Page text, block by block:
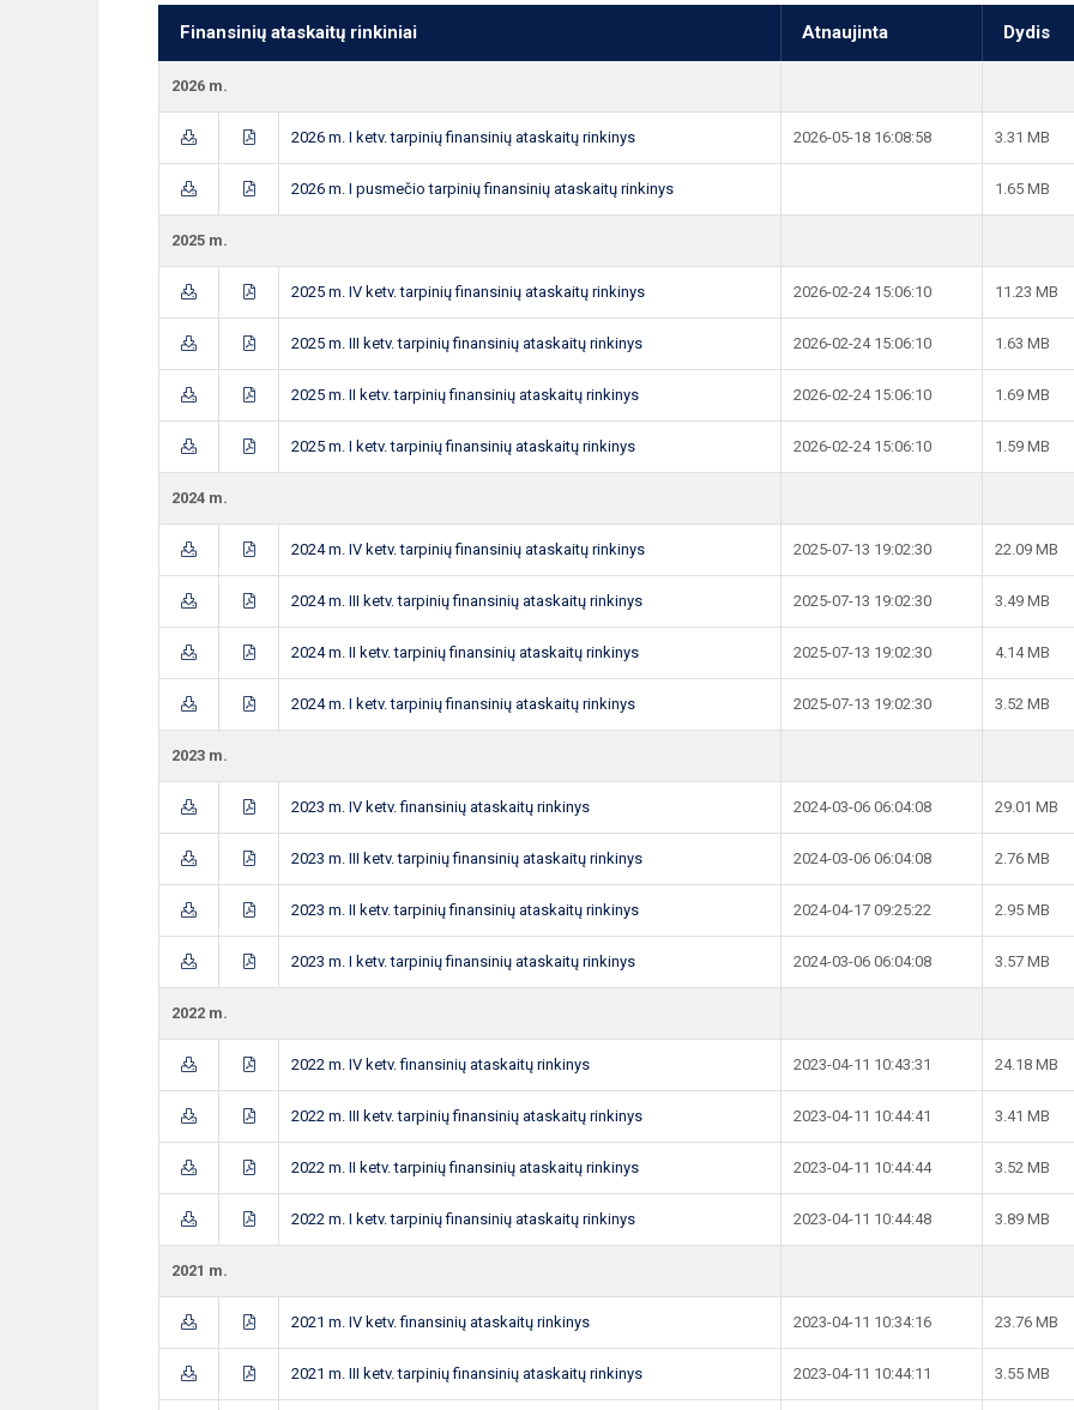
Finansinių ataskaitų rinkiniai Atnaujinta Dydis
2026 m.
2026 m. I ketv. tarpinių finansinių ataskaitų rinkinys 2026-05-18 16:08:58 3.31 MB
2026 m. I pusmečio tarpinių finansinių ataskaitų rinkinys 1.65 MB
2025 m.
2025 m. IV ketv. tarpinių finansinių ataskaitų rinkinys 2026-02-24 15:06:10 11.23 MB
2025 m. III ketv. tarpinių finansinių ataskaitų rinkinys 2026-02-24 15:06:10 1.63 MB
2025 m. II ketv. tarpinių finansinių ataskaitų rinkinys 2026-02-24 15:06:10 1.69 MB
2025 m. I ketv. tarpinių finansinių ataskaitų rinkinys 2026-02-24 15:06:10 1.59 MB
2024 m.
2024 m. IV ketv. tarpinių finansinių ataskaitų rinkinys 2025-07-13 19:02:30 22.09 MB
2024 m. III ketv. tarpinių finansinių ataskaitų rinkinys 2025-07-13 19:02:30 3.49 MB
2024 m. II ketv. tarpinių finansinių ataskaitų rinkinys 2025-07-13 19:02:30 4.14 MB
2024 m. I ketv. tarpinių finansinių ataskaitų rinkinys 2025-07-13 19:02:30 3.52 MB
2023 m.
2023 m. IV ketv. finansinių ataskaitų rinkinys 2024-03-06 06:04:08 29.01 MB
2023 m. III ketv. tarpinių finansinių ataskaitų rinkinys 2024-03-06 06:04:08 2.76 MB
2023 m. II ketv. tarpinių finansinių ataskaitų rinkinys 2024-04-17 09:25:22 2.95 MB
2023 m. I ketv. tarpinių finansinių ataskaitų rinkinys 2024-03-06 06:04:08 3.57 MB
2022 m.
2022 m. IV ketv. finansinių ataskaitų rinkinys 2023-04-11 10:43:31 24.18 MB
2022 m. III ketv. tarpinių finansinių ataskaitų rinkinys 2023-04-11 10:44:41 3.41 MB
2022 m. II ketv. tarpinių finansinių ataskaitų rinkinys 2023-04-11 10:44:44 3.52 MB
2022 m. I ketv. tarpinių finansinių ataskaitų rinkinys 2023-04-11 10:44:48 3.89 MB
2021 m.
2021 m. IV ketv. finansinių ataskaitų rinkinys 2023-04-11 10:34:16 23.76 MB
2021 m. III ketv. tarpinių finansinių ataskaitų rinkinys 2023-04-11 10:44:11 3.55 MB